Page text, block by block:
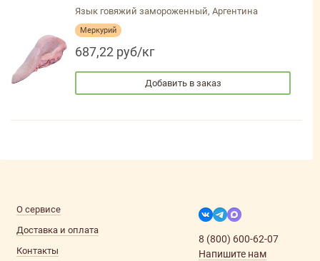
Язык говяжий замороженный, Аргентина
Меркурий
687,22 руб/кг
Добавить в заказ
О сервисе
Доставка и оплата
Контакты
8 (800) 600-62-07
Напишите нам